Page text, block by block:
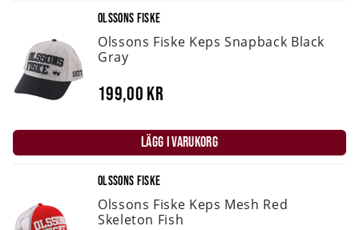
OLSSONS FISKE
Olssons Fiske Keps Snapback Black
Gray
199,00 kr
LÄGG I VARUKORG
OLSSONS FISKE
Olssons Fiske Keps Mesh Red
Skeleton Fish